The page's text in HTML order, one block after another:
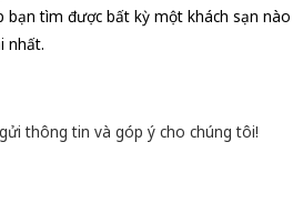
bạn tìm được bất kỳ một khách sạn nào
nhất.
thông tin và góp ý cho chúng tôi!